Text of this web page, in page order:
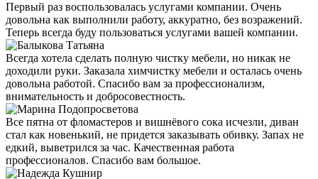
Первый раз воспользовалась услугами компании. Очень
довольна как выполнили работу, аккуратно, без возражений.
Теперь всегда буду пользоваться услугами вашей компании.
Всегда хотела сделать полную чистку мебели, но никак не
доходили руки. Заказала химчистку мебели и осталась очень
довольна работой. Спасибо вам за профессионализм,
внимательность и добросовестность.
Все пятна от фломастеров и вишнёвого сока исчезли, диван
стал как новенький, не придется заказывать обивку. Запах не
едкий, выветрился за час. Качественная работа
профессионалов. Спасибо вам большое.